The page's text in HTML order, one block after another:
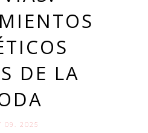
DE LA
09. 2025